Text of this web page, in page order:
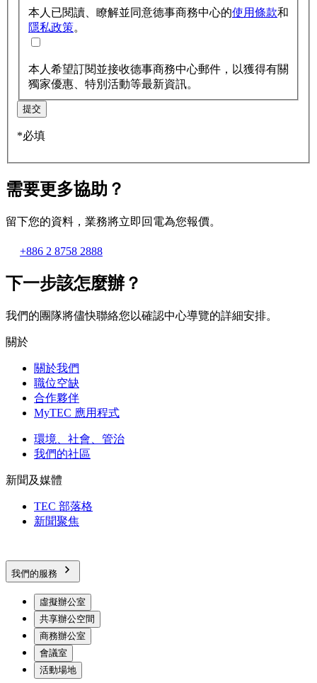
本人已閱讀、瞭解並同意德事商務中心的使用條款和
隱私政策。
本人希望訂閱並接收德事商務中心郵件，以獲得有關
獨家優惠、特別活動等最新資訊。
提交
*必填
需要更多協助？
留下您的資料，業務將立即回電為您報價。
+886 2 8758 2888
下一步該怎麼辦？
我們的團隊將儘快聯絡您以確認中心導覽的詳細安排。
關於
關於我們
職位空缺
合作夥伴
MyTEC 應用程式
環境、社會、管治
我們的社區
新聞及媒體
TEC 部落格
新聞聚焦
我們的服務
虛擬辦公室
共享辦公空間
商務辦公室
會議室
活動場地